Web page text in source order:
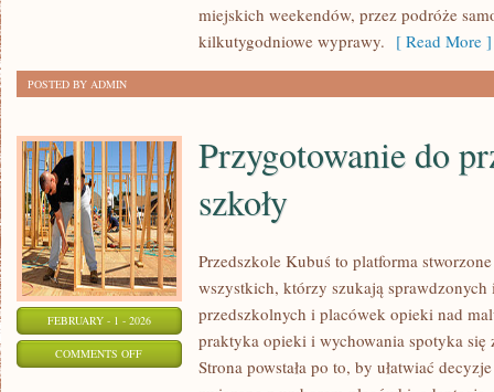
miejskich weekendów, przez podróże
kilkutygodniowe wyprawy. [ Read More ]
POSTED BY ADMIN
FEBRUARY - 1 - 2026
COMMENTS OFFON
Przygotowanie do
szkoły
Przedszkole Kubuś to platforma
wszystkich, którzy szukają
przedszkolnych i placówek opieki nad
praktyka opieki i wychowania spotyka
Strona powstała po to, by ułatwiać